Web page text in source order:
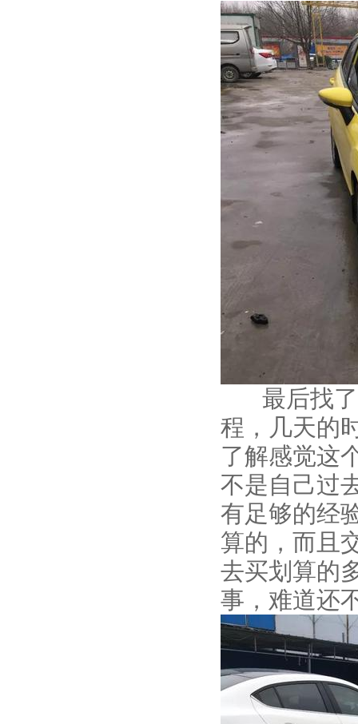
最后找
程，几天的
了解感觉这
不是自己过
有足够的经
算的，而且
去买划算的
事，难道还